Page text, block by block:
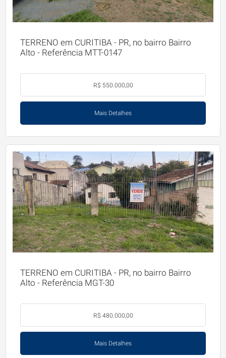
TERRENO em CURITIBA - PR, no bairro Bairro
Alto - Referência MTT-0147
R$ 550.000,00
Mais Detalhes
TERRENO em CURITIBA - PR, no bairro Bairro
Alto - Referência MGT-30
R$ 480.000,00
Mais Detalhes